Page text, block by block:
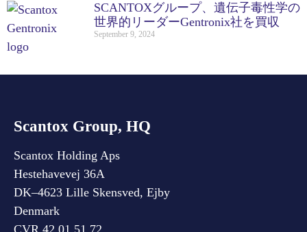
SCANTOXグループ、遺伝子毒性学の
世界的リーダーGentronix社を買収
September 9, 2024
Scantox Group, HQ
Scantox Holding Aps
Hestehavevej 36A
DK–4623 Lille Skensved, Ejby
Denmark